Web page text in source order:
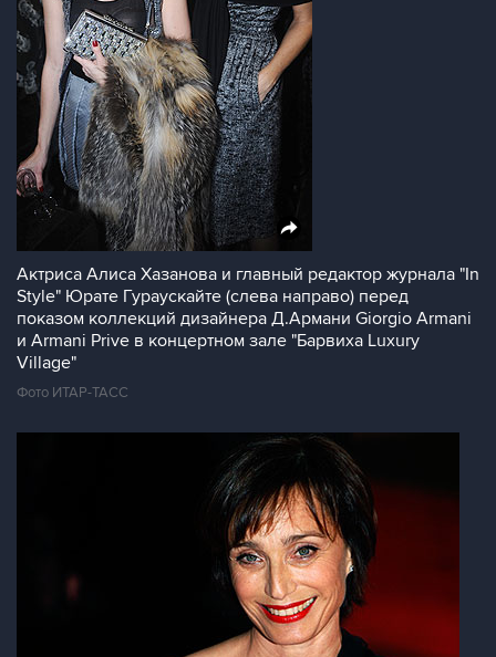
Актриса Алиса Хазанова и главный редактор журнала "In
Style" Юрате Гураускайте (слева направо) перед
показом коллекций дизайнера Д.Армани Giorgio Armani
и Armani Prive в концертном зале "Барвиха Luxury
Village"
Фото ИТАР-ТАСС